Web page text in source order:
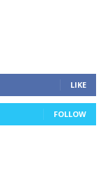
LIKE
FOLLOW